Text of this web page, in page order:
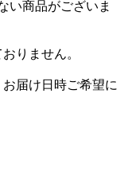
い商品がございま
りません。
届け日時ご希望に